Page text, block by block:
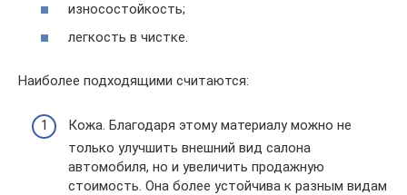
износостойкость;
легкость в чистке.
Наиболее подходящими считаются:
Кожа. Благодаря этому материалу можно не
только улучшить внешний вид салона
автомобиля, но и увеличить продажную
стоимость. Она более устойчива к разным видам